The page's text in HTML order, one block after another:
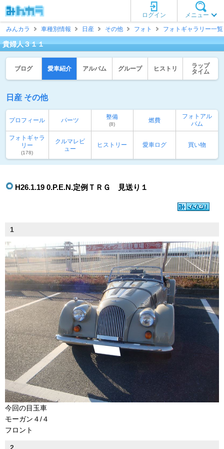
メニュー
ログイン
みんカラ
車種別情報 日産 その他 フォト フォトギャラリー一覧
貴婦人３１１
ブログ 愛車紹介 アルバム グループ ヒストリ
ラップ
タイム
日産 その他
プロフィール パーツ 整備
(8)
燃費
フォトアル
バム
フォトギャラ
リー
(178)
クルマレビ
ュー
ヒストリー 愛車ログ 買い物
H26.1.19 0.P.E.N.定例ＴＲＧ 見送り１
1
今回の目玉車
モーガン４/４
フロント